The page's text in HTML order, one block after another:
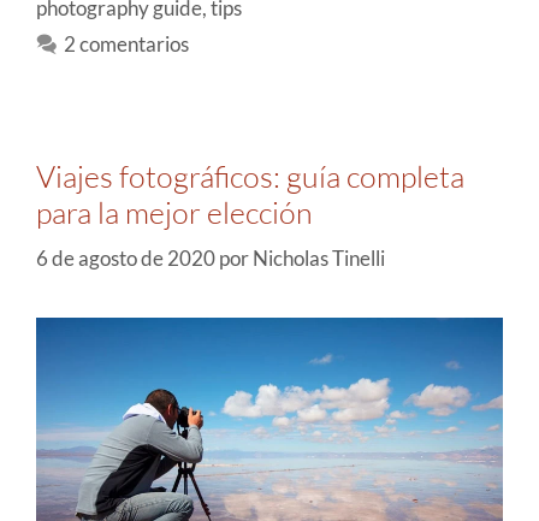
photography guide,tips
2 comentarios
Viajes fotográficos: guía completa
para la mejor elección
6 de agosto de 2020porNicholas Tinelli